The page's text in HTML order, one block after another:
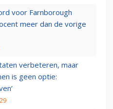
voor Farnborough
meer dan de vorige
verbeteren, maar
is geen optie: